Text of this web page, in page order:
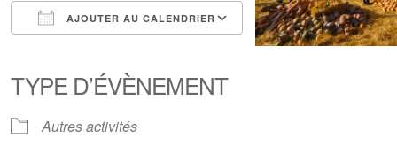
AJOUTER AU CALENDRIER
Outlook Live
TYPE D’ÉVÈNEMENT
Autres activités